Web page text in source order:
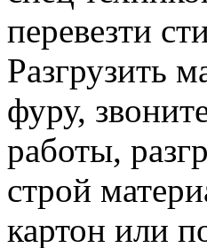
перевезти
Разгрузить
фуру,
работы,
строй
картон или